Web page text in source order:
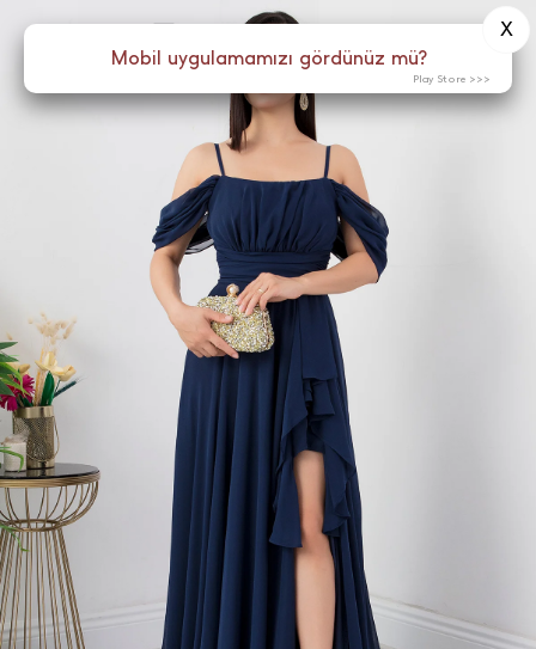
Menü
Mobil uygulamamızı gördünüz mü?
X
Play Store >>>